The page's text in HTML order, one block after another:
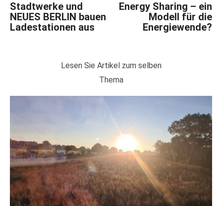
Stadtwerke und
NEUES BERLIN bauen
Ladestationen aus
Energy Sharing – ein
Modell für die
Energiewende?
Lesen Sie Artikel zum selben
Thema